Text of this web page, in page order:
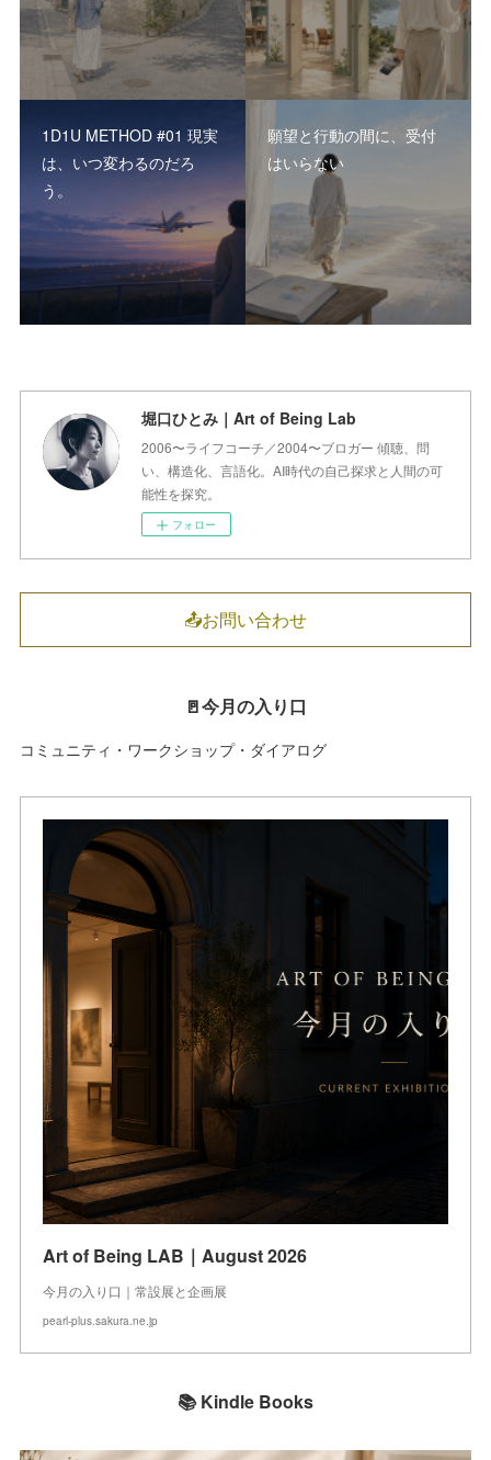
1D1U METHOD #01 現実
は、いつ変わるのだろ
う。
願望と行動の間に、受付
はいらない
堀口ひとみ｜Art of Being Lab
2006〜ライフコーチ／2004〜ブロガー 傾聴、問
い、構造化、言語化。AI時代の自己探求と人間の可
能性を探究。
フォロー
📤お問い合わせ
🚪今月の入り口
コミュニティ・ワークショップ・ダイアログ
Art of Being LAB｜August 2026
今月の入り口｜常設展と企画展
pearl-plus.sakura.ne.jp
📚 Kindle Books